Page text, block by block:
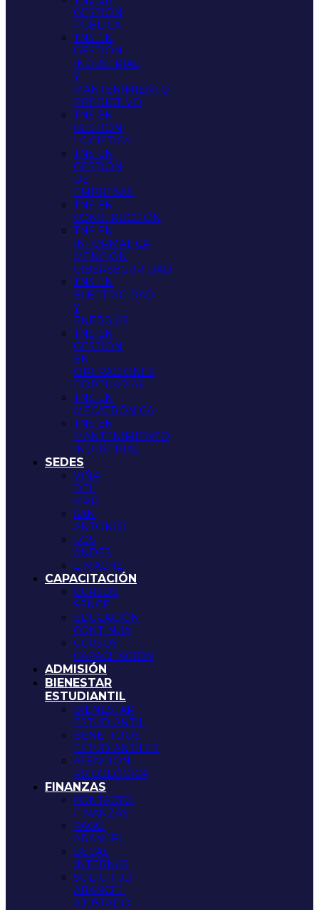
GESTIÓN
PÚBLICA
TNS EN
GESTIÓN
INDUSTRIAL
Y
MANTENIMIENTO
PREDICTIVO
TNS EN
GESTIÓN
LOGÍSTICA
TNS EN
GESTIÓN
DE
EMPRESAS
TNS EN
CONSTRUCCIÓN
TNS EN
INFORMATICA
MENCIÓN
CIBERSEGURIDAD
TNS EN
ELECTRICIDAD
Y
ENERGÍAS
TNS EN
GESTIÓN
EN
OPERACIONES
PORTUARIAS
TNS EN
MECATRÓNICA
TNS EN
MANTENIMIENTO
INDUSTRIAL
SEDES
VIÑA
DEL
MAR
SAN
ANTONIO
LOS
ANDES
LIMACHE
CAPACITACIÓN
CURSOS
SENCE
EDUCACIÓN
CONTINUA
CURSOS
CAPACITACIÓN
ADMISIÓN
BIENESTAR
ESTUDIANTIL
BIENESTAR
ESTUDIANTIL
BENEFICIOS
ESTUDIANTILES
ATENCIÓN
PSICOLÓGICA
FINANZAS
CONTACTO
FINANZAS
PAGO
ARANCEL
BECAS
INTERNAS
SOLICITUD
ARANCEL
AJUSTADO